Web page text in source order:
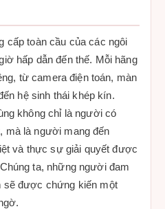
cấp toàn cầu của các ngôi
hấp dẫn đến thế. Mỗi hãng
từ camera điện toán, màn
hệ sinh thái khép kín.
không chỉ là người có
mà là người mang đến
và thực sự giải quyết được
ta, những người đam
sẽ được chứng kiến một